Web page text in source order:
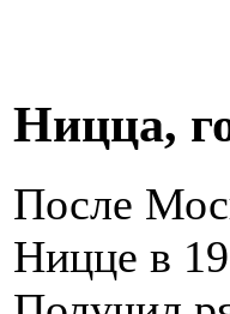
Ницца,
После
Ницце в